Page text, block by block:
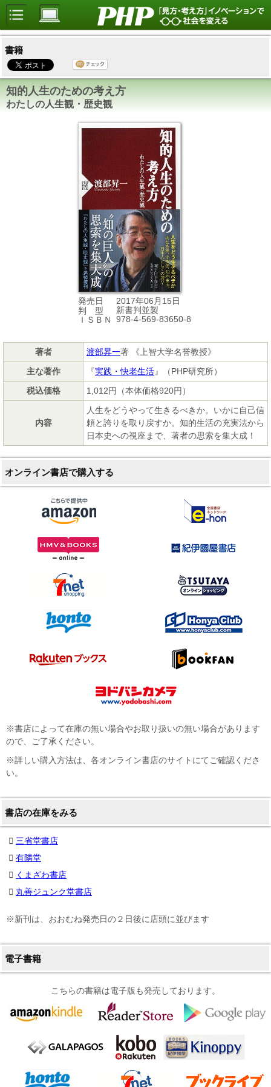
書籍
知的人生のための考え方
わたしの人生観・歴史観
発売日
2017年06月15日
判 型
新書判並製
ＩＳＢＮ
978-4-569-83650-8
著者 渡部昇一著 《上智大学名誉教授》
主な著作
『実践・快老生活』（PHP研究所）
税込価格
1,012円（本体価格920円）
内容
人生をどうやって生きるべきか。いかに自己信
頼と誇りを取り戻すか。知的生活の充実法から
日本史への視座まで、著者の思索を集大成！
オンライン書店で購入する
※書店によって在庫の無い場合やお取り扱いの無い場合があります
ので、ご了承ください。
※詳しい購入方法は、各オンライン書店のサイトにてご確認くださ
い。
書店の在庫をみる
三省堂書店
有隣堂
くまざわ書店
丸善ジュンク堂書店
※新刊は、おおむね発売日の２日後に店頭に並びます
電子書籍
こちらの書籍は電子版も発売しております。